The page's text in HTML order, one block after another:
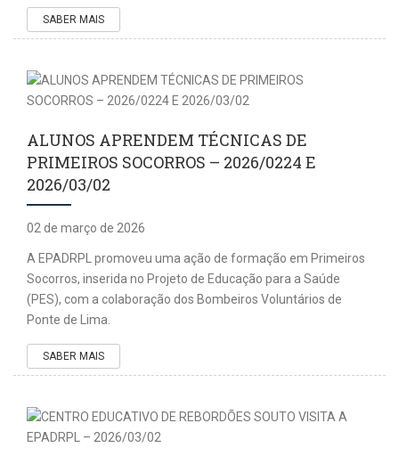
SABER MAIS
ALUNOS APRENDEM TÉCNICAS DE
PRIMEIROS SOCORROS – 2026/0224 E
2026/03/02
02 de março de 2026
A EPADRPL promoveu uma ação de formação em Primeiros
Socorros, inserida no Projeto de Educação para a Saúde
(PES), com a colaboração dos Bombeiros Voluntários de
Ponte de Lima.
SABER MAIS